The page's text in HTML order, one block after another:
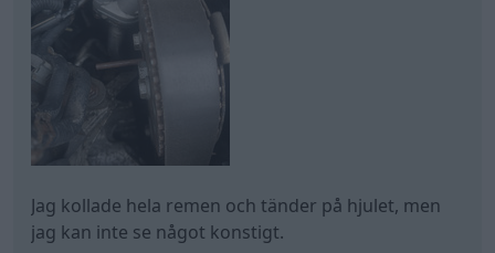
Jag kollade hela remen och tänder på hjulet, men
jag kan inte se något konstigt.